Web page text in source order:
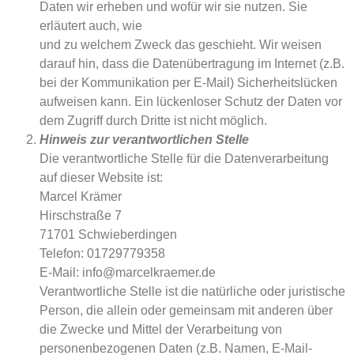
Daten wir erheben und wofür wir sie nutzen. Sie
erläutert auch, wie
und zu welchem Zweck das geschieht. Wir weisen
darauf hin, dass die Datenübertragung im Internet (z.B.
bei der Kommunikation per E-Mail) Sicherheitslücken
aufweisen kann. Ein lückenloser Schutz der Daten vor
dem Zugriff durch Dritte ist nicht möglich.
Hinweis zur verantwortlichen Stelle
Die verantwortliche Stelle für die Datenverarbeitung
auf dieser Website ist:
Marcel Krämer
Hirschstraße 7
71701 Schwieberdingen
Telefon: 01729779358
E-Mail: info@marcelkraemer.de
Verantwortliche Stelle ist die natürliche oder juristische
Person, die allein oder gemeinsam mit anderen über
die Zwecke und Mittel der Verarbeitung von
personenbezogenen Daten (z.B. Namen, E-Mail-